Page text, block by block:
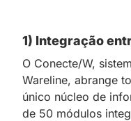
1) Integração
O Conecte/W,
Wareline, abrange
único núcleo de
de 50 módulos